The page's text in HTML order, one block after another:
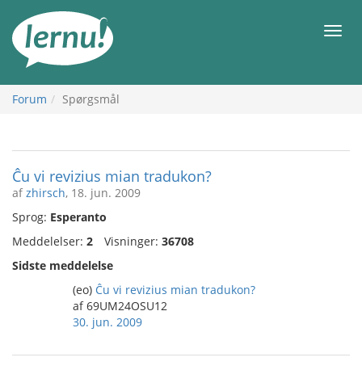
indholdet
Forum Spørgsmål
Ĉu vi revizius mian tradukon?
afzhirsch, 18. jun. 2009
Sprog: Esperanto
Meddelelser: 2 Visninger: 36708
Sidste meddelelse
(eo) Ĉu vi revizius mian tradukon?
af 69UM24OSU12
30. jun. 2009